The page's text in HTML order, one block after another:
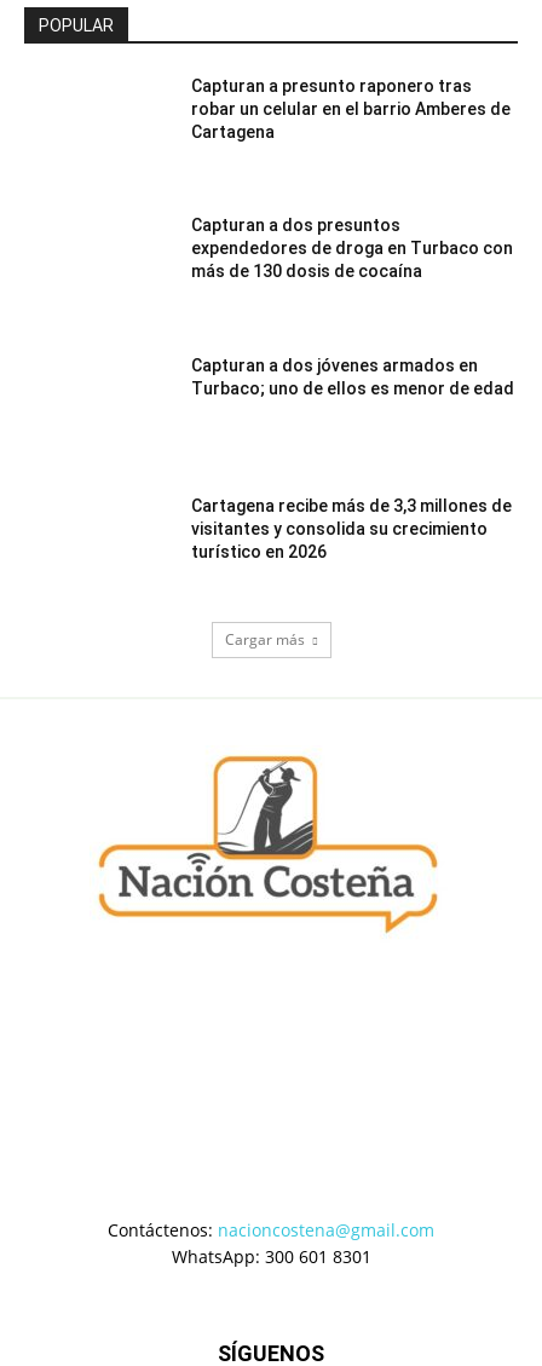
POPULAR
Capturan a presunto raponero tras
robar un celular en el barrio Amberes de
Cartagena
Capturan a dos presuntos
expendedores de droga en Turbaco con
más de 130 dosis de cocaína
Capturan a dos jóvenes armados en
Turbaco; uno de ellos es menor de edad
Cartagena recibe más de 3,3 millones de
visitantes y consolida su crecimiento
turístico en 2026
Cargar más
Contáctenos: nacioncostena@gmail.com
WhatsApp: 300 601 8301
SÍGUENOS